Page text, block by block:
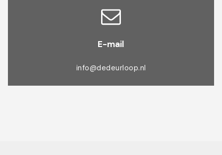
E-mail
info@dedeurloop.nl